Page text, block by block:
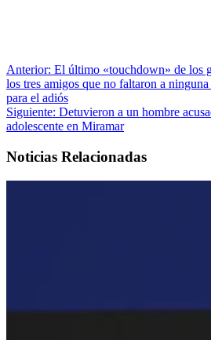
Anterior: El último «touchdown» de los
los tres amigos que no faltaron a
para el adiós
Siguiente: Detuvieron a un hombre
adolescente en Miramar
Noticias Relacionadas